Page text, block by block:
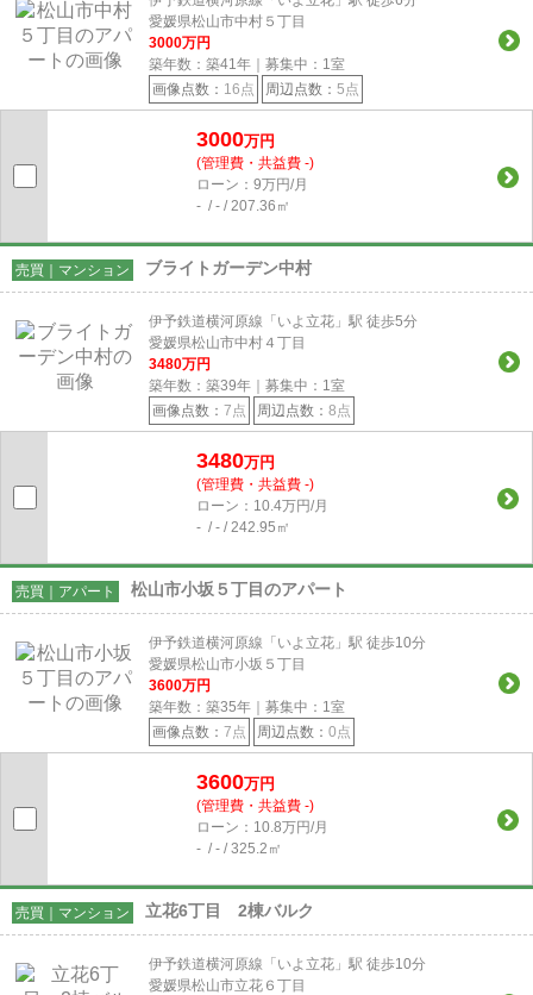
愛媛県松山市中村５丁目
3000万円
築年数：築41年｜募集中： 1室
画像点数： 16点 周辺点数： 5点
3000万円
(管理費・共益費 -)
ローン：9万円/月
- / - / 207.36㎡
売買｜マンション ブライトガーデン中村
伊予鉄道横河原線「いよ立花」駅 徒歩5分
愛媛県松山市中村４丁目
3480万円
築年数：築39年｜募集中： 1室
画像点数： 7点 周辺点数： 8点
3480万円
(管理費・共益費 -)
ローン：10.4万円/月
- / - / 242.95㎡
売買｜アパート 松山市小坂５丁目のアパート
伊予鉄道横河原線「いよ立花」駅 徒歩10分
愛媛県松山市小坂５丁目
3600万円
築年数：築35年｜募集中： 1室
画像点数： 7点 周辺点数： 0点
3600万円
(管理費・共益費 -)
ローン：10.8万円/月
- / - / 325.2㎡
売買｜マンション 立花6丁目 2棟バルク
伊予鉄道横河原線「いよ立花」駅 徒歩10分
愛媛県松山市立花６丁目